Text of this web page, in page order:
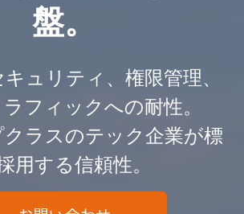
盤。
ュリティ、権限管理、
フィックへの耐性。
ラスのテック企業が標
用する信頼性。